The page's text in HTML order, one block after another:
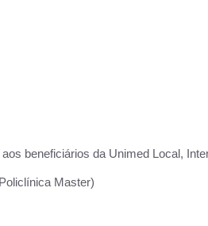
beneficiários da Unimed Local,
Master)